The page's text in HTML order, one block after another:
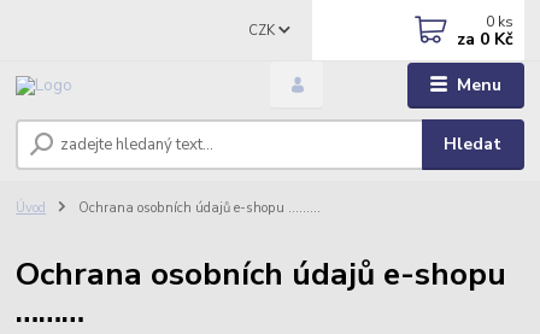
Menu
CZK
Hledat
0 ks
za 0 Kč
Úvod Ochrana osobních údajů e-shopu ………
Ochrana osobních údajů e-shopu
………